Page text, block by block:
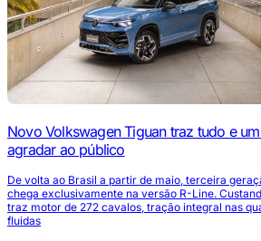
Novo Volkswagen Tiguan traz tudo e
agradar ao público
De volta ao Brasil a partir de maio, terceira
chega exclusivamente na versão R-Line.
traz motor de 272 cavalos, tração integral nas
fluidas